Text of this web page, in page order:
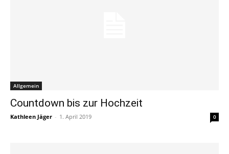
Allgemein
Countdown bis zur Hochzeit
Kathleen Jäger - 1. April 2019 0